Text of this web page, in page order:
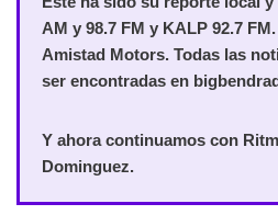
AM y 98.7 FM y KALP 92.7
Amistad Motors. Todas las
ser encontradas en
Y ahora continuamos con
Dominguez.